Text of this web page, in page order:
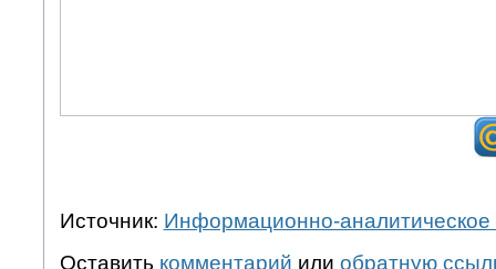
Источник: Информационно-аналитическое
Оставить комментарий или обратную